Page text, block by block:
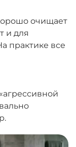
очищает
и для
практике все